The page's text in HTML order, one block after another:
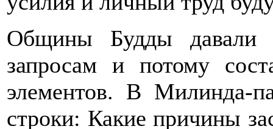
Общины Будды давали
запросам и потому
элементов. В Милинда-
строки: Какие причины